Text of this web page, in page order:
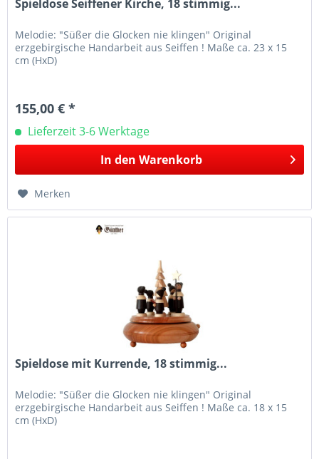
Spieldose Seiffener Kirche, 18 stimmig...
Melodie: "Süßer die Glocken nie klingen" Original
erzgebirgische Handarbeit aus Seiffen ! Maße ca. 23 x 15
cm (HxD)
155,00 € *
Lieferzeit 3-6 Werktage
In den Warenkorb
Merken
Spieldose mit Kurrende, 18 stimmig...
Melodie: "Süßer die Glocken nie klingen" Original
erzgebirgische Handarbeit aus Seiffen ! Maße ca. 18 x 15
cm (HxD)